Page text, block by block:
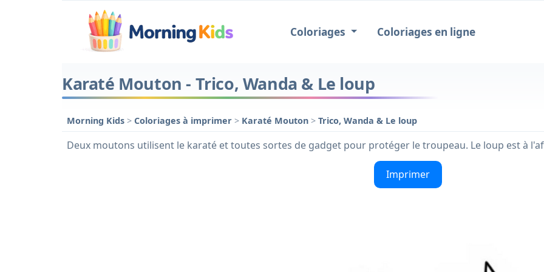
Coloriages Coloriages en ligne
Karaté Mouton - Trico, Wanda & Le loup
Morning Kids > Coloriages à imprimer > Karaté Mouton > Trico, Wanda & Le loup
Deux moutons utilisent le karaté et toutes sortes de gadget pour protéger le troupeau. Le loup est à
Imprimer